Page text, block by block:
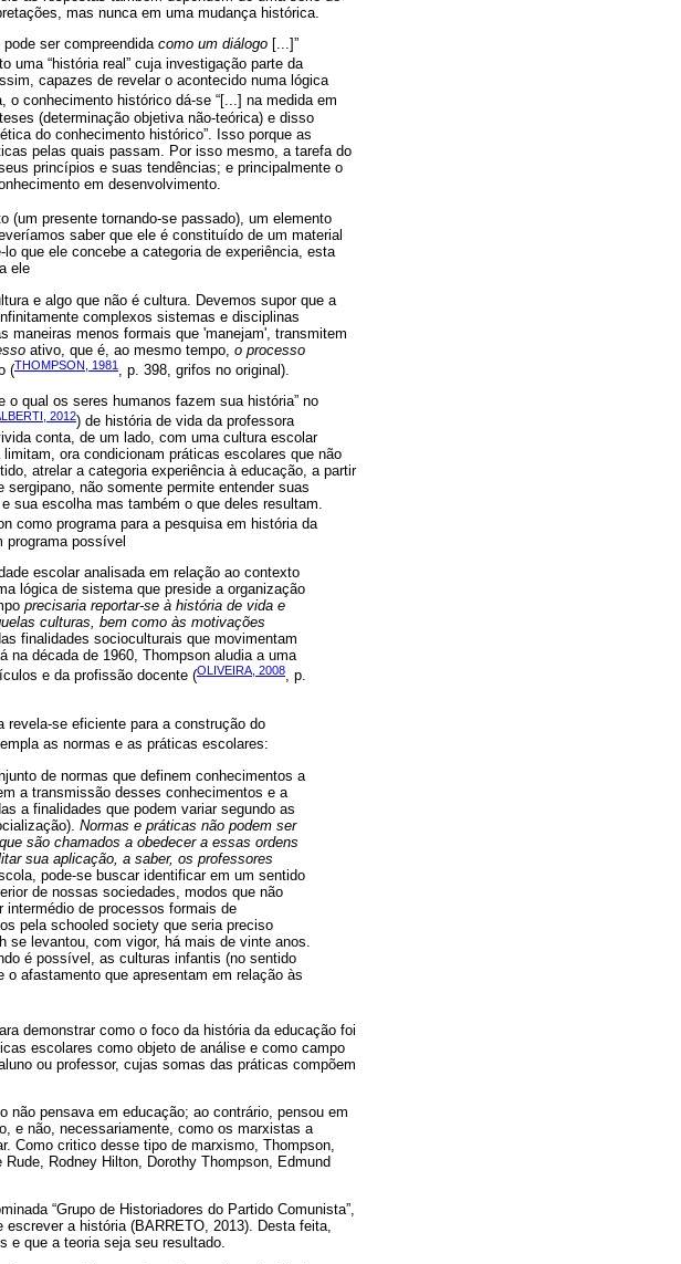
mas nunca em uma mudança histórica.
ser compreendida como um diálogo [...]”
uma “história real” cuja investigação parte da
capazes de revelar o acontecido numa lógica
o conhecimento histórico dá-se “[...] na medida em
(determinação objetiva não-teórica) e disso
do conhecimento histórico”. Isso porque as
pelas quais passam. Por isso mesmo, a tarefa do
princípios e suas tendências; e principalmente o
em desenvolvimento.
(um presente tornando-se passado), um elemento
saber que ele é constituído de um material
que ele concebe a categoria de experiência, esta
ele
e algo que não é cultura. Devemos supor que a
complexos sistemas e disciplinas
maneiras menos formais que 'manejam', transmitem
ativo, que é, ao mesmo tempo, o processo
(THOMPSON, 1981
, p. 398, grifos no original).
qual os seres humanos fazem sua história” no
2012) de história de vida da professora
conta, de um lado, com uma cultura escolar
ora condicionam práticas escolares que não
atrelar a categoria experiência à educação, a partir
não somente permite entender suas
sua escolha mas também o que deles resultam.
como programa para a pesquisa em história da
programa possível
escolar analisada em relação ao contexto
lógica de sistema que preside a organização
precisaria reportar-se à história de vida e
culturas, bem como às motivações
finalidades socioculturais que movimentam
década de 1960, Thompson aludia a uma
e da profissão docente (OLIVEIRA, 2008, p.
revela-se eficiente para a construção do
as normas e as práticas escolares:
de normas que definem conhecimentos a
a transmissão desses conhecimentos e a
a finalidades que podem variar segundo as
Normas e práticas não podem ser
são chamados a obedecer a essas ordens
sua aplicação, a saber, os professores
pode-se buscar identificar em um sentido
de nossas sociedades, modos que não
intermédio de processos formais de
pela schooled society que seria preciso
se levantou, com vigor, há mais de vinte anos.
é possível, as culturas infantis (no sentido
afastamento que apresentam em relação às
demonstrar como o foco da história da educação foi
escolares como objeto de análise e como campo
ou professor, cujas somas das práticas compõem
não pensava em educação; ao contrário, pensou em
e não, necessariamente, como os marxistas a
Como critico desse tipo de marxismo, Thompson,
Rodney Hilton, Dorothy Thompson, Edmund
“Grupo de Historiadores do Partido Comunista”,
a história (BARRETO, 2013). Desta feita,
e que a teoria seja seu resultado.